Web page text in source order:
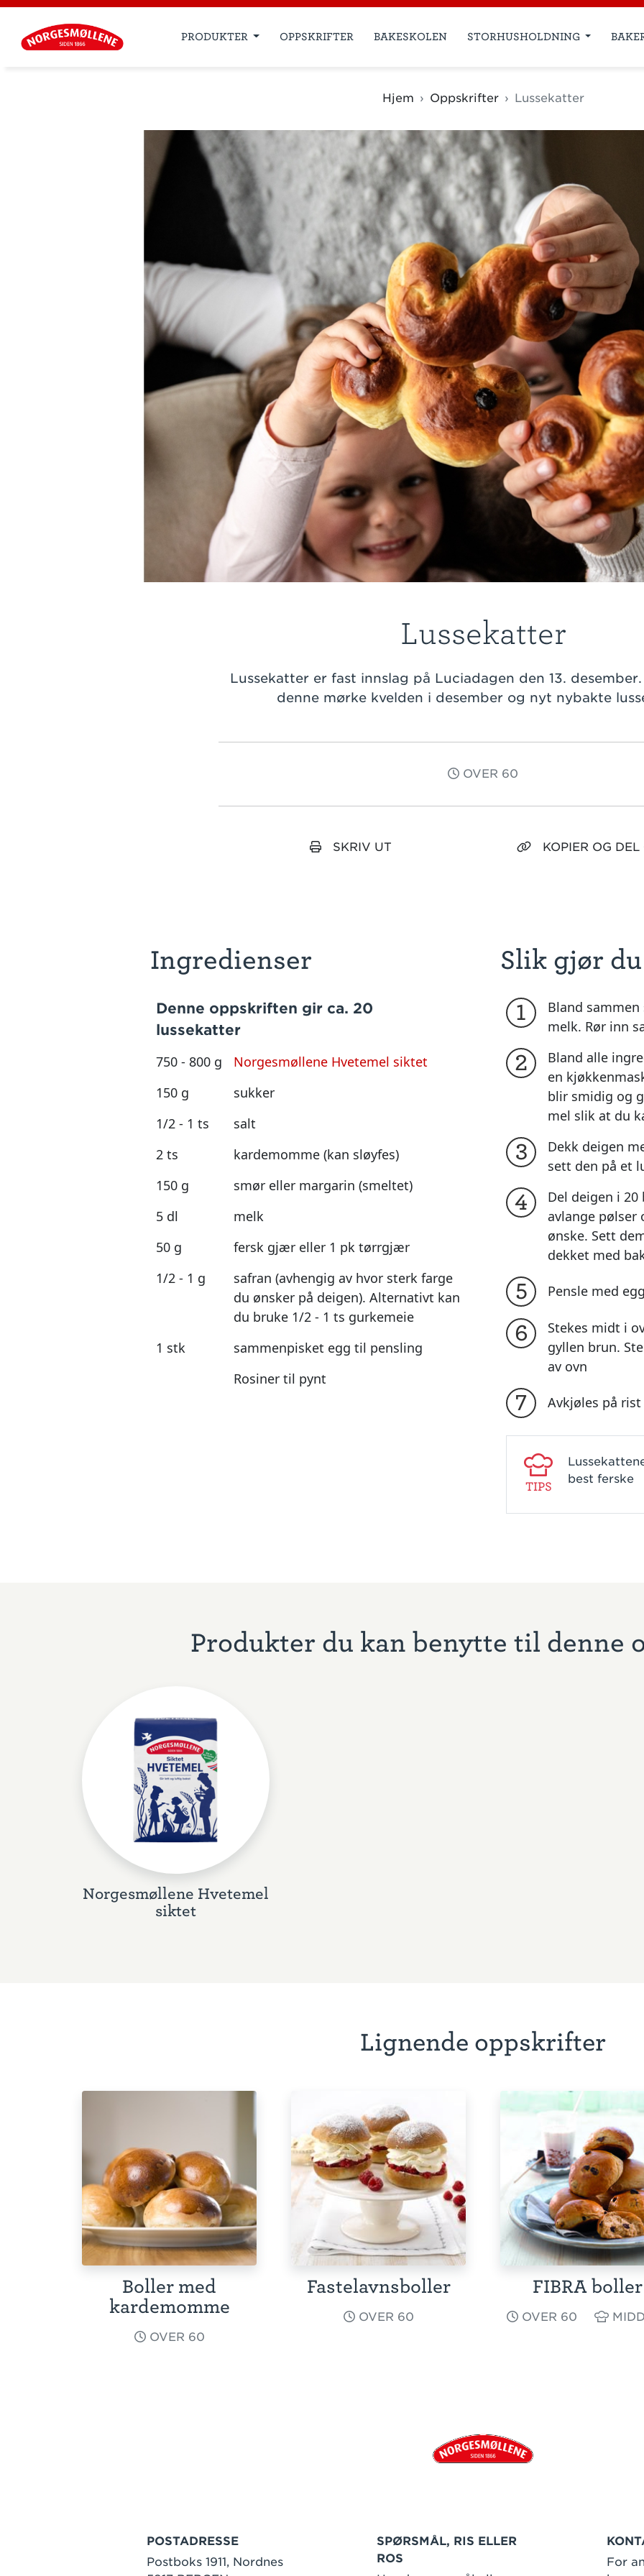
PRODUKTER OPPSKRIFTER BAKESKOLEN STORHUSHOLDNING
Hjem Oppskrifter Lussekatter
Lussekatter
Lussekatter er fast innslag på Luciadagen den 13.
denne mørke kvelden i desember og nyt nybakte
OVER 60
SKRIV UT KOPIER OG DEL
Ingredienser
Denne oppskriften gir ca. 20
lussekatter
750 - 800 g
Norgesmøllene Hvetemel siktet
150 g
sukker
1/2 - 1 ts
salt
2 ts
kardemomme (kan sløyfes)
150 g
smør eller margarin (smeltet)
5 dl
melk
50 g
fersk gjær eller 1 pk tørrgjær
1/2 - 1 g
safran (avhengig av hvor sterk farge
du ønsker på deigen). Alternativt kan
du bruke 1/2 - 1 ts gurkemeie
1 stk
sammenpisket egg til pensling
Rosiner til pynt
Slik gjør du
1
Bland
melk. Rør inn
2
Bland alle
en
blir smidig og
mel slik at du
3
Dekk deigen
sett den på et
4
Del deigen i
avlange pølser
ønske. Sett
dekket med
5 Pensle med
6
Stekes midt i
gyllen brun.
av ovn
7 Avkjøles på rist
TIPS
best ferske
Produkter du kan benytte til denne
Norgesmøllene Hvetemel
siktet
Lignende oppskrifter
Boller med
kardemomme
OVER 60
Fastelavnsboller
OVER 60
FIBRA boller
OVER 60
POSTADRESSE
Postboks 1911, Nordnes
SPØRSMÅL, RIS ELLER
ROS
For